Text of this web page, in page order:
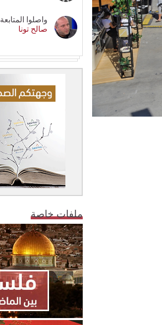
واصلوا المتابعة
صالح تونا
ملفات خاصة